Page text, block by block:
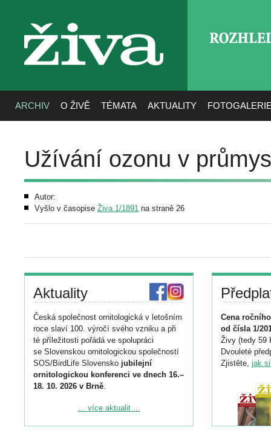
živa
ARCHIV O ŽIVĚ TÉMATA AKTUALITY
Užívání ozonu v
Autor:
Vyšlo v časopise Živa 1/1891 na straně 26
Aktuality
Česká společnost ornitologická v letošním
roce slaví 100. výročí svého vzniku a při
té příležitosti pořádá ve spolupráci
se Slovenskou ornitologickou společností
SOS/BirdLife Slovensko jubilejní
ornitologickou konferenci ve dnech 16.–
18. 10. 2026 v Brně.
Podrobnější informace ke konferenci
... více aktualit ...
Cena
od čísla 1/
Živy (tedy 59
Dvouleté
Zjistěte, jak